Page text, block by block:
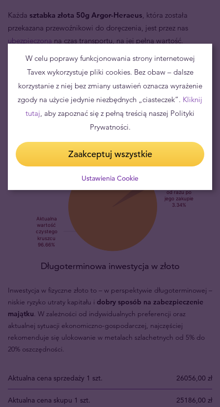
Każda sztabka złota 50g Argor-Heraeus, która została
przekazana przewoźnikowi do doręczenia, jest przez nas
ubezpieczona na czas transportu, na jej pełną wartość.
Oznacza to, że decydując się na dostawę wysyłkową Twoje
zakup złotej sztabki w jednym z naszych oddziałów
stacjonarnych, dla pełnego komfortu możesz skorzystać ze
specjalnej, zamykanej od wewnątrz kasy.
Długoterminowa inwestycja w złoto
Inwestycja w fizyczne złoto to – w perspektywie długoterminowej –
niskie ryzyko utraty kapitału i dobry sposób na zabezpieczenie
majątku. W zależności od indywidualnych preferencji oraz
aktualnej sytuacji ekonomiczno-gospodarczej, najczęściej
rekomenduje się ulokowanie w metalach szlachetnych od 5% do
20% oszczędności.
Aktualna cena sprzedaży 1 szt. 26056,00 zł
Aktualna cena skupu 1 szt. 25186,00 zł
W celu poprawy funkcjonowania strony internetowej
Tavex wykorzystuje pliki cookies. Bez obaw – dalsze
korzystanie z niej bez zmiany ustawień oznacza wyrażenie
zgody na użycie jedynie niezbędnych „ciasteczek”. Kliknij
tutaj, aby zapoznać się z pełną treścią naszej Polityki
Prywatności.
Zaakceptuj wszystkie
Ustawienia Cookie